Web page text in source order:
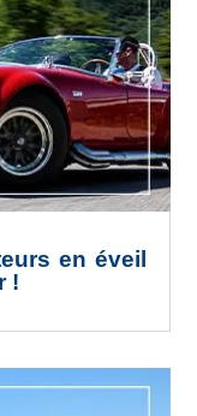
en éveil
!